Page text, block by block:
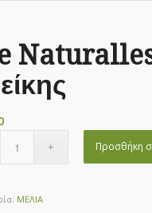
Προσθήκη
ΜΕΛΙΑ